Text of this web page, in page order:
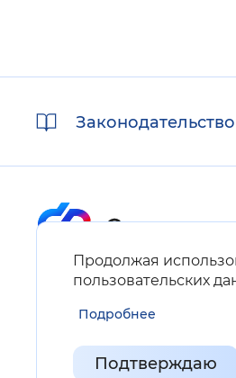
Продолжая
пользовательских
Подробнее
Подтверждаю
ссылкиЗаконодательство
Карта сайта
Нашли ошибку на сайте?